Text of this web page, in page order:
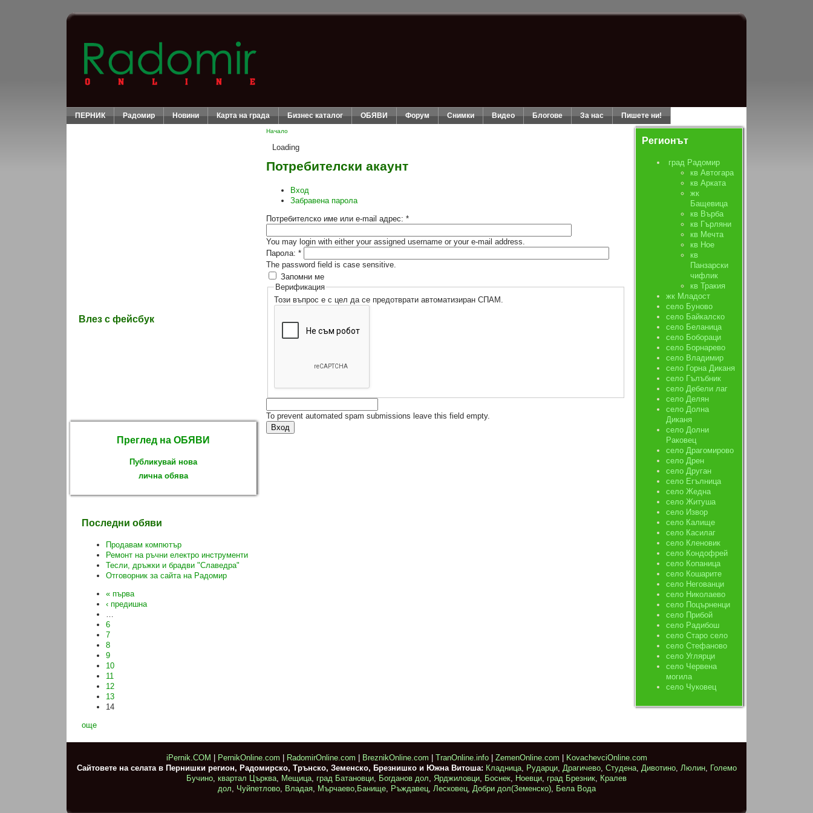
ПЕРНИК Радомир Новини Карта на града Бизнес каталог ОБЯВИ Форум Снимки Видео Блогове За нас Пишете ни!
Влез с фейсбук
Преглед на ОБЯВИ
Публикувай нова
лична обява
Последни обяви
Продавам компютър
Ремонт на ръчни електро инструменти
Тесли, дръжки и брадви "Славедра"
Отговорник за сайта на Радомир
« първа
‹ предишна
…
6
7
8
9
10
11
12
13
14
още
Начало
Loading
Потребителски акаунт
Вход
Забравена парола
Потребителско име или e-mail адрес: *
You may login with either your assigned username or your e-mail address.
Парола: *
The password field is case sensitive.
Запомни ме
Верификация
Този въпрос е с цел да се предотврати автоматизиран СПАМ.
To prevent automated spam submissions leave this field empty.
Регионът
град Радомир
кв Автогара
кв Арката
жк
Бащевица
кв Върба
кв Гърляни
кв Мечта
кв Ное
кв
Панзарски
чифлик
кв Тракия
жк Младост
село Буново
село Байкалско
село Беланица
село Бобораци
село Борнарево
село Владимир
село Горна Диканя
село Гълъбник
село Дебели лаг
село Делян
село Долна
Диканя
село Долни
Раковец
село Драгомирово
село Дрен
село Друган
село Егълница
село Жедна
село Житуша
село Извор
село Калище
село Касилаг
село Кленовик
село Кондофрей
село Копаница
село Кошарите
село Негованци
село Николаево
село Поцърненци
село Прибой
село Радибош
село Старо село
село Стефаново
село Углярци
село Червена
могила
село Чуковец
iPernik.COM PernikOnline.com RadomirOnline.com BreznikOnline.com TranOnline.info| ZemenOnline.com
KovachevciOnline.com
Сайтовете на селата в Пернишки регион, Радомирско, Трънско, Земенско, Брезнишко и Южна Витоша: Кладница, Рударци, Драгичево, Студена, Дивотино, Люлин,
Големо
Бучино квартал Църква Мещица град Батановци Богданов дол Ярджиловци Боснек Ноевци град Брезник
Кралев
дол
Чуйпетлово, Владая, Мърчаево, Банище, Ръждавец, Лесковец, Добри дол(Земенско), Бела Вода